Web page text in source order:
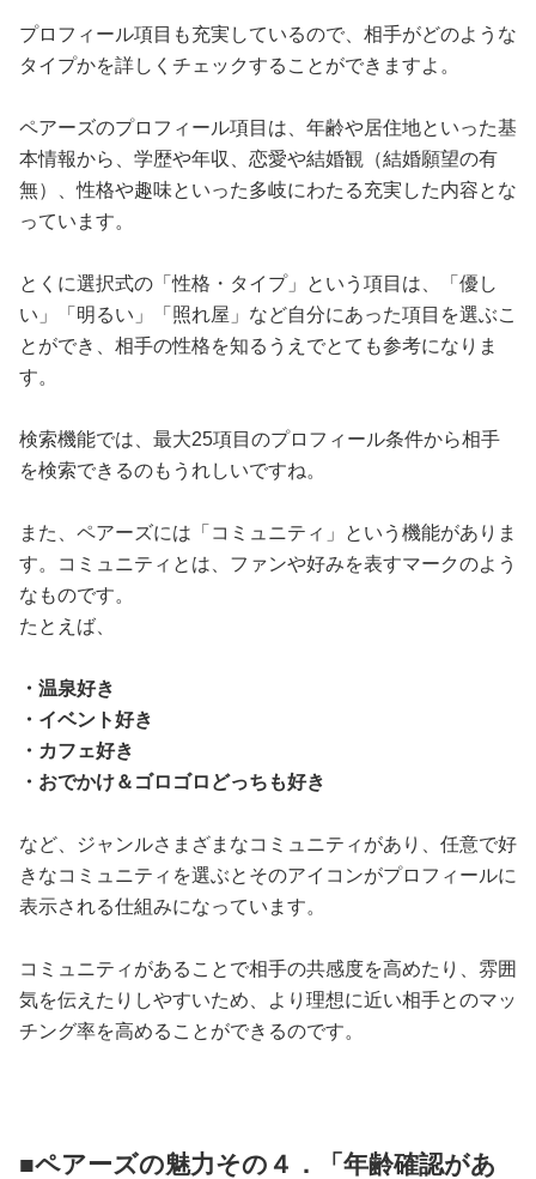
プロフィール項目も充実しているので、相手がどのような
タイプかを詳しくチェックすることができますよ。
ペアーズのプロフィール項目は、年齢や居住地といった基
本情報から、学歴や年収、恋愛や結婚観（結婚願望の有
無）、性格や趣味といった多岐にわたる充実した内容とな
っています。
とくに選択式の「性格・タイプ」という項目は、「優し
い」「明るい」「照れ屋」など自分にあった項目を選ぶこ
とができ、相手の性格を知るうえでとても参考になりま
す。
検索機能では、最大25項目のプロフィール条件から相手
を検索できるのもうれしいですね。
また、ペアーズには「コミュニティ」という機能がありま
す。コミュニティとは、ファンや好みを表すマークのよう
なものです。
たとえば、
・温泉好き
・イベント好き
・カフェ好き
・おでかけ＆ゴロゴロどっちも好き
など、ジャンルさまざまなコミュニティがあり、任意で好
きなコミュニティを選ぶとそのアイコンがプロフィールに
表示される仕組みになっています。
コミュニティがあることで相手の共感度を高めたり、雰囲
気を伝えたりしやすいため、より理想に近い相手とのマッ
チング率を高めることができるのです。
■ペアーズの魅力その４．「年齢確認があ